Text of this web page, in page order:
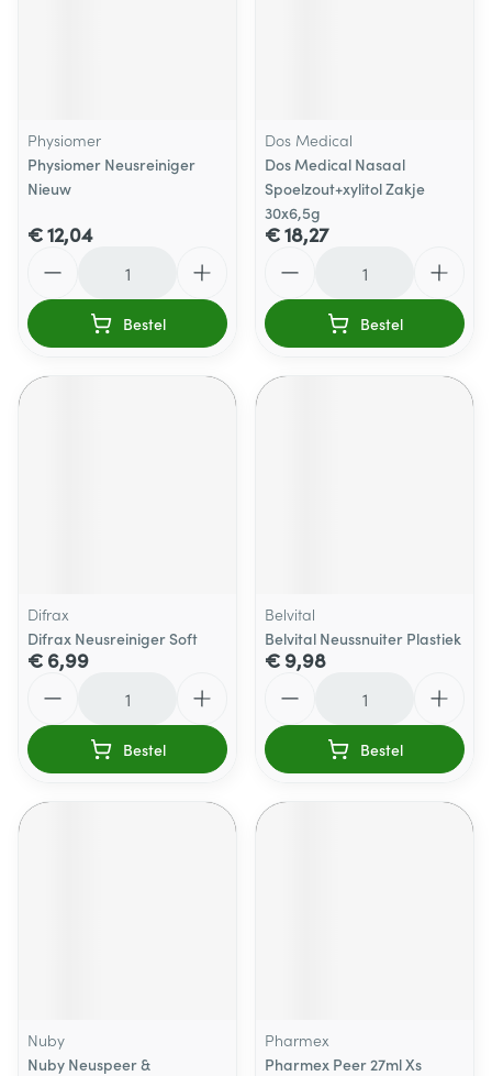
Physiomer
Physiomer Neusreiniger
Nieuw
€ 12,04
Bestel
Dos Medical
Dos Medical Nasaal
Spoelzout+xylitol Zakje
30x6,5g
€ 18,27
Bestel
Difrax
Difrax Neusreiniger Soft
€ 6,99
Bestel
Belvital
Belvital Neussnuiter Plastiek
€ 9,98
Bestel
Nuby
Nuby Neuspeer &
Pharmex
Pharmex Peer 27ml Xs